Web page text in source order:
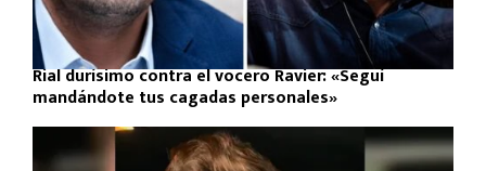
Rial durísimo contra el vocero Ravier: «Seguí
mandándote tus cagadas personales»